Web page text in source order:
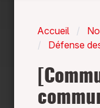
Accueil
Défense